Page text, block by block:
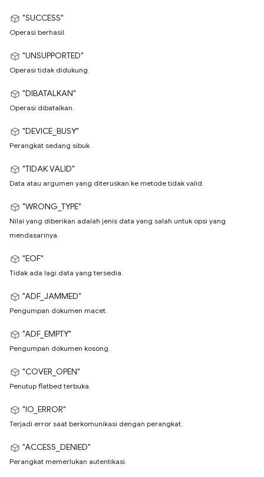
"SUCCESS"
Operasi berhasil.
"UNSUPPORTED"
Operasi tidak didukung.
"DIBATALKAN"
Operasi dibatalkan.
"DEVICE_BUSY"
Perangkat sedang sibuk.
"TIDAK VALID"
Data atau argumen yang diteruskan ke metode tidak valid.
"WRONG_TYPE"
Nilai yang diberikan adalah jenis data yang salah untuk opsi yang
mendasarinya.
"EOF"
Tidak ada lagi data yang tersedia.
"ADF_JAMMED"
Pengumpan dokumen macet.
"ADF_EMPTY"
Pengumpan dokumen kosong.
"COVER_OPEN"
Penutup flatbed terbuka.
"IO_ERROR"
Terjadi error saat berkomunikasi dengan perangkat.
"ACCESS_DENIED"
Perangkat memerlukan autentikasi.